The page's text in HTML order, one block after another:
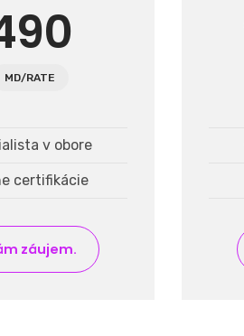
MD/RATE
v obore
certifikácie
záujem.